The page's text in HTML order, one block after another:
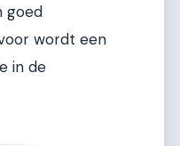
goed
wordt een
in de